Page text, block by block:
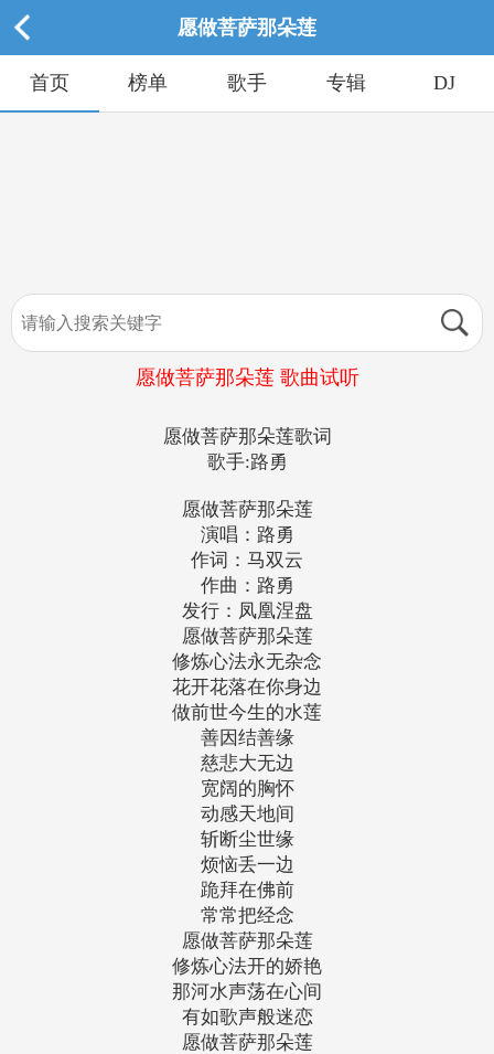
愿做菩萨那朵莲
首页 榜单 歌手 专辑 DJ
愿做菩萨那朵莲 歌曲试听
愿做菩萨那朵莲歌词
歌手:路勇
愿做菩萨那朵莲
演唱：路勇
作词：马双云
作曲：路勇
发行：凤凰涅盘
愿做菩萨那朵莲
修炼心法永无杂念
花开花落在你身边
做前世今生的水莲
善因结善缘
慈悲大无边
宽阔的胸怀
动感天地间
斩断尘世缘
烦恼丢一边
跪拜在佛前
常常把经念
愿做菩萨那朵莲
修炼心法开的娇艳
那河水声荡在心间
有如歌声般迷恋
愿做菩萨那朵莲